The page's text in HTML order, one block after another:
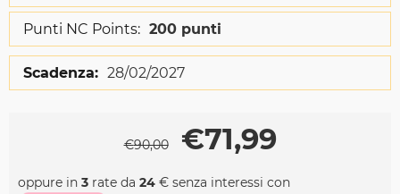
Punti NC Points: 200 punti
Scadenza: 28/02/2027
€90,00 €71,99
oppure in 3 rate da 24 € senza interessi con